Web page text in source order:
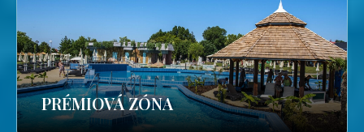
PRÉMIOVÁ ZÓNA